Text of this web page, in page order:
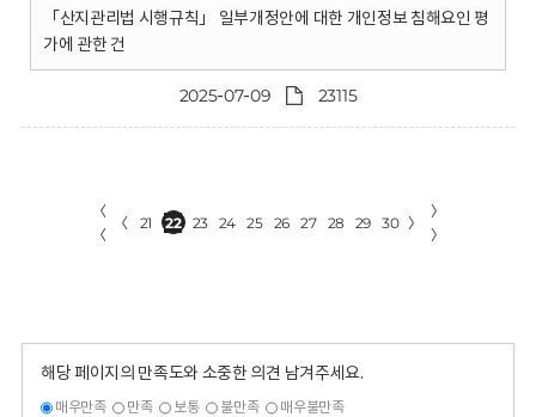
「산지관리법 시행규칙」 일부개정안에 대한 개인정보 침해요인 평
가에 관한 건
2025-07-09 23115
〈
〈
〈 21 22 23 24 25 26 27 28 29 30 〉
〉
〉
해당 페이지의 만족도와 소중한 의견 남겨주세요.
매우만족 만족 보통 불만족 매우불만족